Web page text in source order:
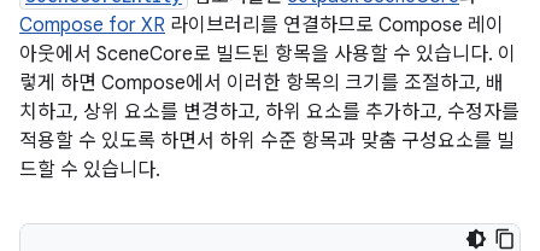
Compose for XR 라이브러리를 연결하므로 Compose 레이
아웃에서 SceneCore로 빌드된 항목을 사용할 수 있습니다. 이
렇게 하면 Compose에서 이러한 항목의 크기를 조절하고, 배
치하고, 상위 요소를 변경하고, 하위 요소를 추가하고, 수정자를
적용할 수 있도록 하면서 하위 수준 항목과 맞춤 구성요소를 빌
드할 수 있습니다.